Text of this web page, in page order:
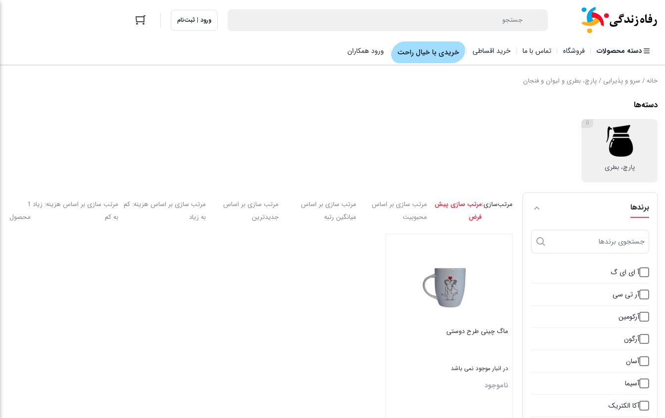
ورود | ثبت‌نام
دسته محصولات فروشگاه تماس با ما خرید اقساطی خریدی با خیال راحت ورود همکاران
خانه/ سرو و پذیرایی / پارچ، بطری و لیوان و فنجان
دسته‌ها
پارچ، بطری
0
برندها
آ ای ای گ
آر تی سی
آرکومین
آرگون
آسان
آسیما
آکا الکتریک
1
محصول
مرتب‌سازی:مرتب سازی پیش
فرض
مرتب سازی بر اساس
محبوبیت
مرتب سازی بر اساس
میانگین رتبه
مرتب سازی بر اساس
جدیدترین
مرتب سازی بر اساس هزینه: کم
به زیاد
مرتب سازی بر اساس هزینه: زیاد
به کم
ماگ چینی طرح دوستی
در انبار موجود نمی باشد
ناموجود